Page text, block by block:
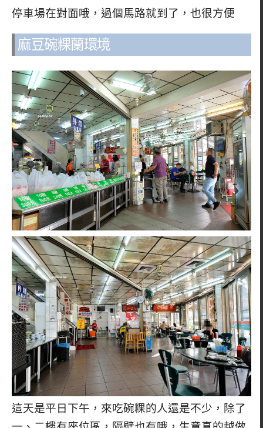
停車場在對面哦，過個馬路就到了，也很方便
麻豆碗粿蘭環境
這天是平日下午，來吃碗粿的人還是不少，除了